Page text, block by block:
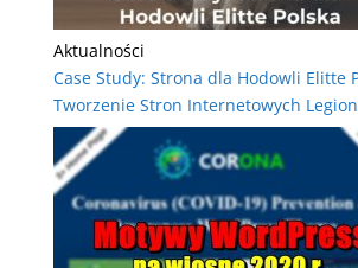
Aktualności
Case Study: Strona dla Hodowli Elitte
Tworzenie Stron Internetowych